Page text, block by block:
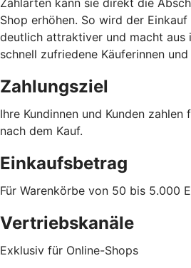
Zahlarten kann sie direkt die
Shop erhöhen. So wird der
deutlich attraktiver und macht aus
schnell zufriedene Käuferinnen und
Zahlungsziel
Ihre Kundinnen und Kunden zahlen
nach dem Kauf.
Einkaufsbetrag
Für Warenkörbe von 50 bis 5.000
Vertriebskanäle
Exklusiv für Online-Shops